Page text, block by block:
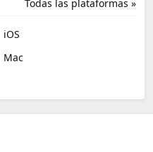
Todas las plataformas »
iOS
Mac